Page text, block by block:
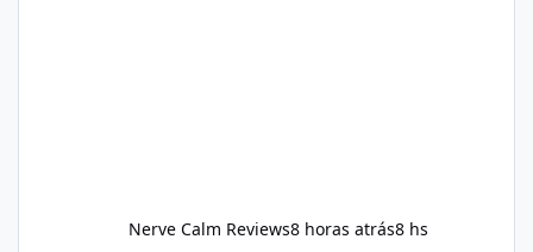
Nerve Calm Reviews8 horas atrás8 hs